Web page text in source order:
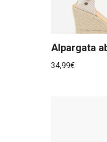
Alpargata
34,99€